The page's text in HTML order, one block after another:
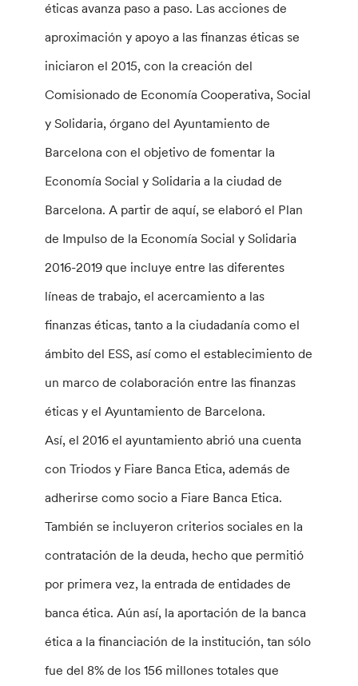
éticas avanza paso a paso. Las acciones de
aproximación y apoyo a las finanzas éticas se
iniciaron el 2015, con la creación del
Comisionado de Economía Cooperativa, Social
y Solidaria, órgano del Ayuntamiento de
Barcelona con el objetivo de fomentar la
Economía Social y Solidaria a la ciudad de
Barcelona. A partir de aquí, se elaboró el Plan
de Impulso de la Economía Social y Solidaria
2016-2019 que incluye entre las diferentes
líneas de trabajo, el acercamiento a las
finanzas éticas, tanto a la ciudadanía como el
ámbito del ESS, así como el establecimiento de
un marco de colaboración entre las finanzas
éticas y el Ayuntamiento de Barcelona.
Así, el 2016 el ayuntamiento abrió una cuenta
con Triodos y Fiare Banca Etica, además de
adherirse como socio a Fiare Banca Etica.
También se incluyeron criterios sociales en la
contratación de la deuda, hecho que permitió
por primera vez, la entrada de entidades de
banca ética. Aún así, la aportación de la banca
ética a la financiación de la institución, tan sólo
fue del 8% de los 156 millones totales que